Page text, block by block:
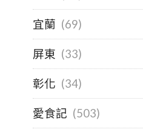
宜蘭 (69)
屏東 (33)
彰化 (34)
愛食記 (503)